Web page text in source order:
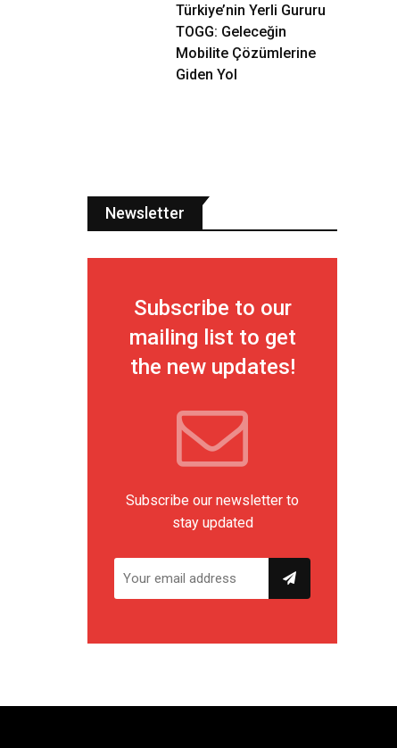
Türkiye’nin Yerli Gururu
TOGG: Geleceğin
Mobilite Çözümlerine
Giden Yol
Newsletter
Subscribe to our
mailing list to get
the new updates!
Subscribe our newsletter to
stay updated